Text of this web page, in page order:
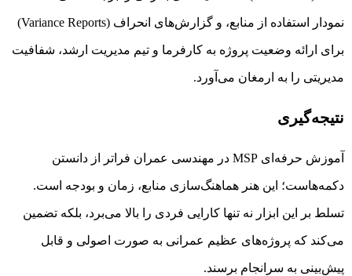
نمودار استفاده از منابع، و گزارش‌های انحراف (Variance Reports)
برای ارائه وضعیت پروژه به کارفرما و تیم مدیریت ارشد، شفافیت
مدیریتی را به ارمغان می‌آورد.
نتیجه‌گیری
آموزش حرفه‌ای MSP در مهندسی عمران فراتر از دانستن
دکمه‌هاست؛ این هنر هماهنگ‌سازی منابع، زمان و بودجه است.
تسلط بر این ابزار نه تنها کارایی فردی را بالا می‌برد، بلکه تضمین
می‌کند که پروژه‌های عظیم عمرانی به صورت اصولی و قابل
پیش‌بینی به سرانجام برسند.